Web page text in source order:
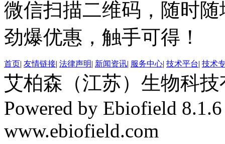
微信扫描二维码，随时
劲爆优惠，触手可得！
首页| 友情链接| 法律声明| 新闻资讯| 服务中心| 技术平台| 技术
艾柏森（江苏）生物科技
Powered by Ebiofield
www.ebiofield.com